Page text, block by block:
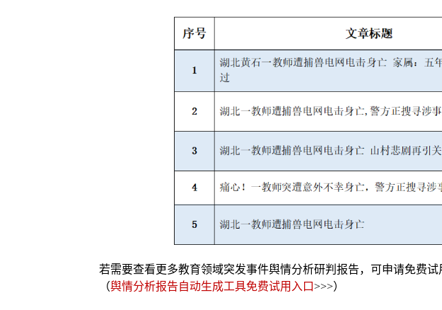
若需要查看更多教育领域突发事件舆情分析研判报告，可申请免费
（舆情分析报告自动生成工具免费试用入口>>>）